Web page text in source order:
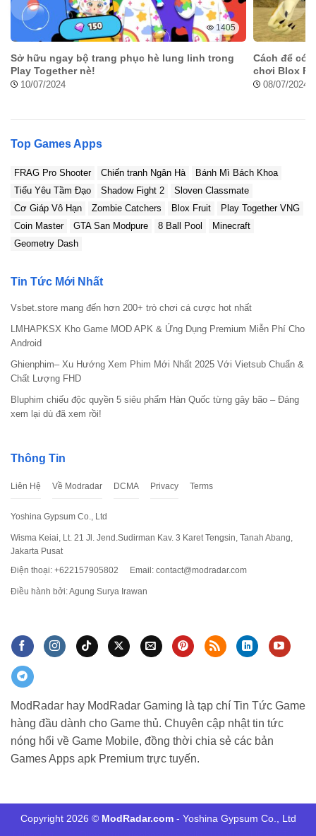
1405
Sở hữu ngay bộ trang phục hè lung linh trong
Play Together nè!
10/07/2024
Cách để có
chơi Blox
08/07/2024
Top Games Apps
FRAG Pro Shooter Chiến tranh Ngân Hà
Bánh Mì Bách Khoa
Tiểu Yêu Tầm Đạo
Shadow Fight 2
Sloven Classmate
Cơ Giáp Vô Hạn
Zombie Catchers Blox Fruit
Play Together VNG
Coin Master
GTA San Modpure 8 Ball Pool
Minecraft
Geometry Dash
Tin Tức Mới Nhất
Vsbet.store mang đến hơn 200+ trò chơi cá cược hot nhất
LMHAPKSX Kho Game MOD APK & Ứng Dụng Premium Miễn Phí Cho
Android
Ghienphim– Xu Hướng Xem Phim Mới Nhất 2025 Với Vietsub Chuẩn &
Chất Lượng FHD
Bluphim chiếu độc quyền 5 siêu phẩm Hàn Quốc từng gây bão – Đáng
xem lại dù đã xem rồi!
Thông Tin
Liên Hệ Về Modradar DCMA Privacy Terms
Yoshina Gypsum Co., Ltd
Wisma Keiai, Lt. 21 Jl. Jend.Sudirman Kav. 3 Karet Tengsin, Tanah Abang,
Jakarta Pusat
Điện thoại: +622157905802
Email: contact@modradar.com
Điều hành bởi: Agung Surya Irawan
ModRadar hay ModRadar Gaming là tạp chí Tin Tức Game
hàng đầu dành cho Game thủ. Chuyên cập nhật tin tức
nóng hổi về Game Mobile, đồng thời chia sẻ các bản
Games Apps apk Premium trực tuyến.
Copyright 2026 © ModRadar.com- Yoshina Gypsum Co., Ltd